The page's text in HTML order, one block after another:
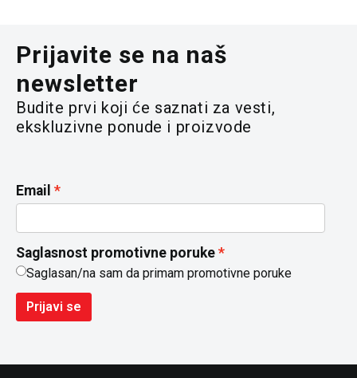
Prijavite se na naš
newsletter
Budite prvi koji će saznati za vesti,
ekskluzivne ponude i proizvode
Email
Saglasnost promotivne poruke
Saglasan/na sam da primam promotivne poruke
Prijavi se